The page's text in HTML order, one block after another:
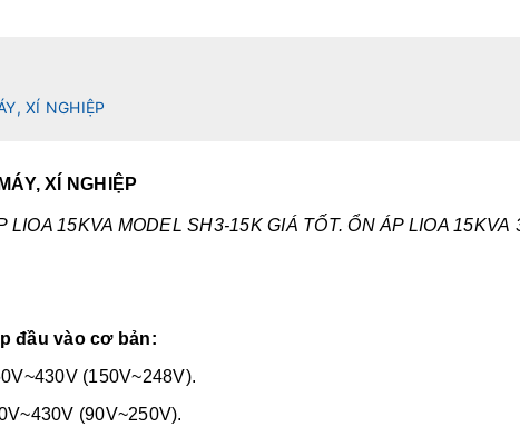
XÍ NGHIỆP
XÍ NGHIỆP
LIOA 15KVA MODEL SH3-15K GIÁ TỐT.ỔN ÁP LIOA 15KVA
đầu vào cơ bản:
(150V~248V).
(90V~250V).